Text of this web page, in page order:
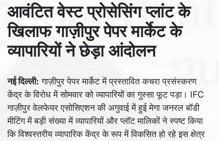
आवंटित वेस्ट प्रोसेसिंग प्लांट के
खिलाफ गाज़ीपुर पेपर मार्केट के
व्यापारियों ने छेड़ा आंदोलन
नई दिल्ली: गाज़ीपुर पेपर मार्केट में प्रस्तावित कचरा प्रसंस्करण
केंद्र के विरोध में सोमवार को व्यापारियों का गुस्सा फूट पड़ा। IFC
गाज़ीपुर वेलफेयर एसोसिएशन की अगुवाई में हुई मेगा जनरल बॉडी
मीटिंग में बड़ी संख्या में व्यापारियों और प्लॉट मालिकों ने स्पष्ट किया
कि विश्वस्तरीय व्यापारिक केंद्र के रूप में विकसित हो रहे इस क्षेत्र